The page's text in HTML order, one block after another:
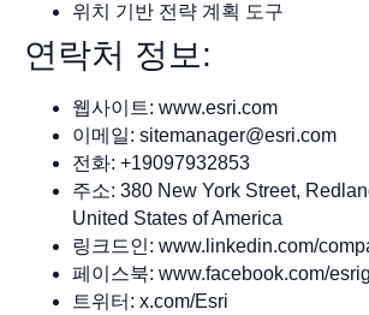
위치 기반 전략 계획 도구
연락처 정보:
웹사이트: www.esri.com
이메일: sitemanager@esri.com
전화: +19097932853
주소: 380 New York Street,
United States of America
링크드인: www.linkedin.com/
페이스북: www.facebook.com/
트위터: x.com/Esri